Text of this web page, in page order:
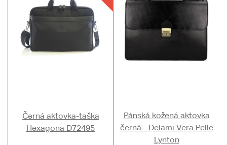
Černá aktovka-taška
Hexagona D72495
Pánská kožená aktovka
černá - Delami Vera Pelle
Lynton